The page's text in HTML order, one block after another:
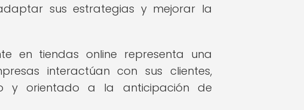
sus estrategias y mejorar la
en tiendas online representa una
interactúan con sus clientes,
y orientado a la anticipación de